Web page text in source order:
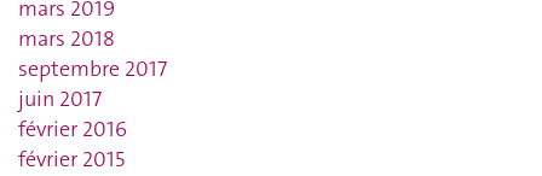
mars 2019
mars 2018
septembre 2017
juin 2017
février 2016
février 2015